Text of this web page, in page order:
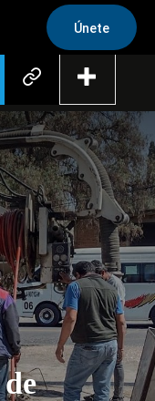
Únete